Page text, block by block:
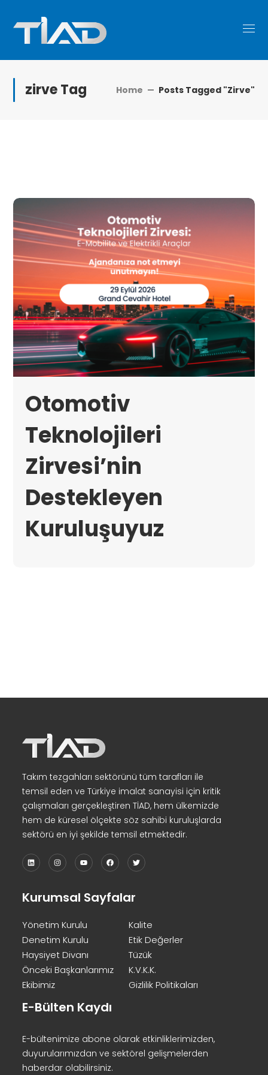
zirve Tag Home Posts Tagged "zirve"
Otomotiv
Teknolojileri
Zirvesi’nin
Destekleyen
Kuruluşuyuz
Takım tezgahları sektörünü tüm tarafları ile
temsil eden ve Türkiye imalat sanayisi için kritik
çalışmaları gerçekleştiren TİAD, hem ülkemizde
hem de küresel ölçekte söz sahibi kuruluşlarda
sektörü en iyi şekilde temsil etmektedir.
Kurumsal Sayfalar
Yönetim Kurulu
Denetim Kurulu
Haysiyet Divanı
Önceki Başkanlarımız
Ekibimiz
Kalite
Etik Değerler
Tüzük
K.V.K.K.
Gizlilik Politikaları
E-Bülten Kaydı
E-bültenimize abone olarak etkinliklerimizden,
duyurularımızdan ve sektörel gelişmelerden
haberdar olabilirsiniz.